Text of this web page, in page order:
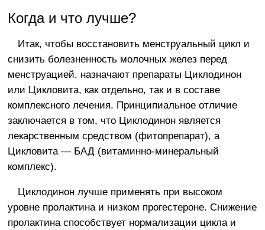
Когда и что лучше?
Итак, чтобы восстановить менструальный цикл и
снизить болезненность молочных желез перед
менструацией, назначают препараты Циклодинон
или Цикловита, как отдельно, так и в составе
комплексного лечения. Принципиальное отличие
заключается в том, что Циклодинон является
лекарственным средством (фитопрепарат), а
Цикловита — БАД (витаминно-минеральный
комплекс).
Циклодинон лучше применять при высоком
уровне пролактина и низком прогестероне. Снижение
пролактина способствует нормализации цикла и